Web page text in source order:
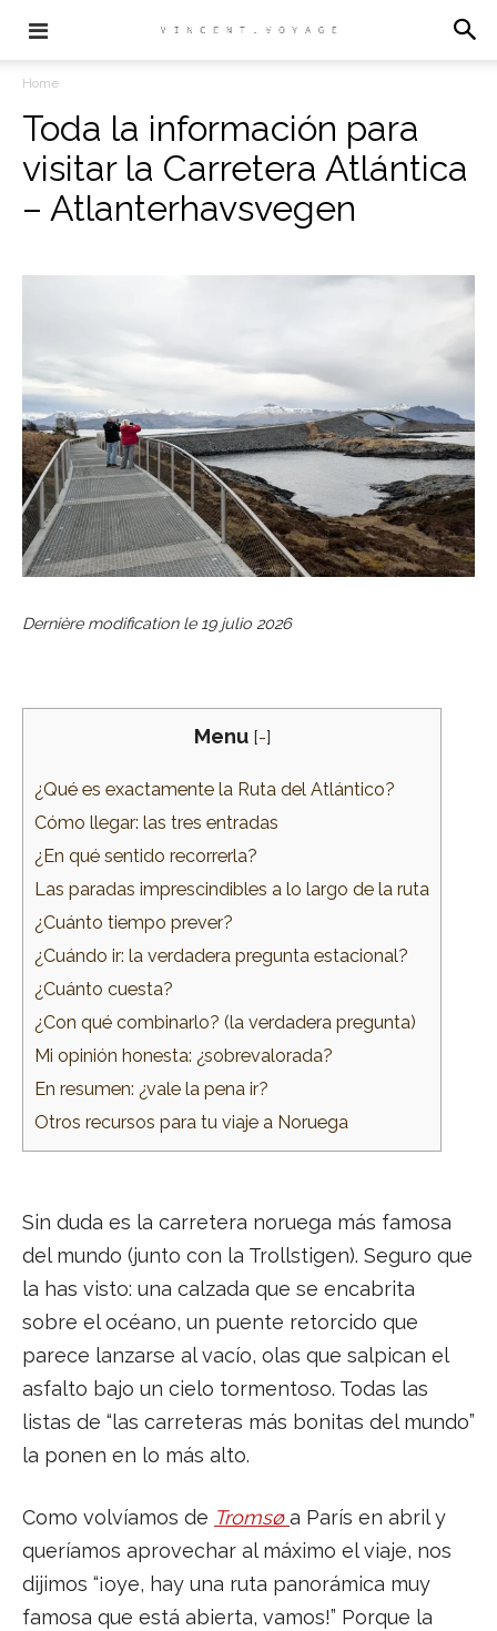
Home
Toda la información para
visitar la Carretera Atlántica
– Atlanterhavsvegen
Dernière modification le 19 julio 2026
Menu [-]
¿Qué es exactamente la Ruta del Atlántico?
Cómo llegar: las tres entradas
¿En qué sentido recorrerla?
Las paradas imprescindibles a lo largo de la ruta
¿Cuánto tiempo prever?
¿Cuándo ir: la verdadera pregunta estacional?
¿Cuánto cuesta?
¿Con qué combinarlo? (la verdadera pregunta)
Mi opinión honesta: ¿sobrevalorada?
En resumen: ¿vale la pena ir?
Otros recursos para tu viaje a Noruega
Sin duda es la carretera noruega más famosa
del mundo (junto con la Trollstigen). Seguro que
la has visto: una calzada que se encabrita
sobre el océano, un puente retorcido que
parece lanzarse al vacío, olas que salpican el
asfalto bajo un cielo tormentoso. Todas las
listas de “las carreteras más bonitas del mundo”
la ponen en lo más alto.
Como volvíamos de Tromsø a París en abril y
queríamos aprovechar al máximo el viaje, nos
dijimos “¡oye, hay una ruta panorámica muy
famosa que está abierta, vamos!” Porque la